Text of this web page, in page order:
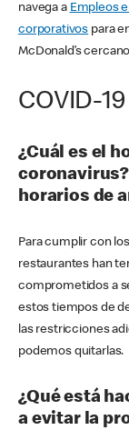
navega a Empleos
corporativos para
McDonald’s
COVID-19
¿Cuál es el
horarios de
Para cumplir con
restaurantes han
comprometidos a
estos tiempos de
las restricciones
podemos quitarlas.
¿Qué está
a evitar la